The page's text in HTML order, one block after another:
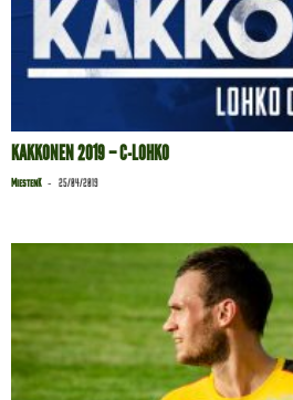
KAKKONEN 2019 – C-LOHKO
MiestenK - 25/04/2019